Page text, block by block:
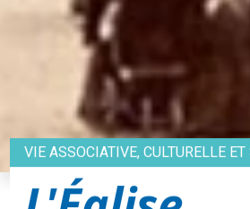
VIE ASSOCIATIVE, CULTURELLE